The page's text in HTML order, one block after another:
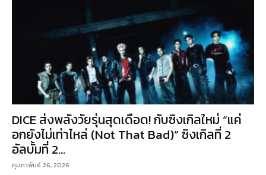
DICE ส่งพลังวัยรุ่นสุดเดือด! กับซิงเกิลใหม่ “แค่
อกยังไม่เท่าไหล่ (Not That Bad)” ซิงเกิลที่ 2
อัลบั้มที่ 2...
กุมภาพันธ์ 26, 2026